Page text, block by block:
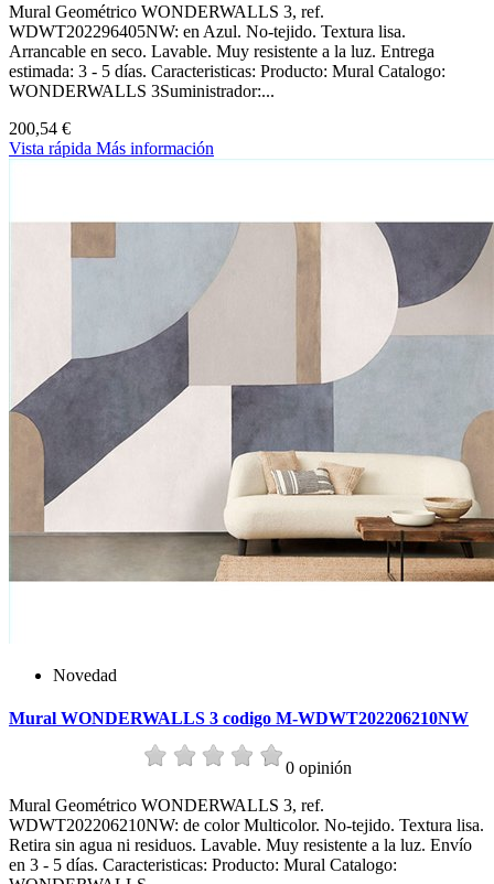
Mural Geométrico WONDERWALLS 3, ref.
WDWT202296405NW: en Azul. No-tejido. Textura lisa.
Arrancable en seco. Lavable. Muy resistente a la luz. Entrega
estimada: 3 - 5 días. Caracteristicas: Producto: Mural Catalogo:
WONDERWALLS 3Suministrador:...
200,54 €
Vista rápida Más información
Novedad
Mural WONDERWALLS 3 codigo M-WDWT202206210NW
0 opinión
Mural Geométrico WONDERWALLS 3, ref.
WDWT202206210NW: de color Multicolor. No-tejido. Textura lisa.
Retira sin agua ni residuos. Lavable. Muy resistente a la luz. Envío
en 3 - 5 días. Caracteristicas: Producto: Mural Catalogo: